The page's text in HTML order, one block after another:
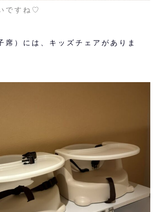
ですね♡
席）には、キッズチェアがありま